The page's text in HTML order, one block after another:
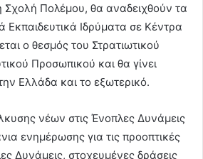
Σχολή Πολέμου, θα αναδειχθούν τα
Εκπαιδευτικά Ιδρύματα σε Κέντρα
ο θεσμός του Στρατιωτικού
Προσωπικού και θα γίνει
Ελλάδα και το εξωτερικό.
νέων στις Ένοπλες Δυνάμεις
ενημέρωσης για τις προοπτικές
Δυνάμεις, στοχευμένες δράσεις